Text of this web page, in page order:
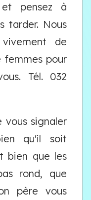
pensez à
tarder. Nous
vivement de
femmes pour
Tél. 032
vous signaler
qu'il soit
bien que les
rond, que
père vous